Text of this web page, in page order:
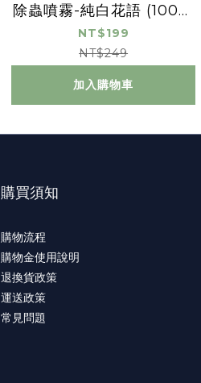
除蟲噴霧-純白花語 (100m
l)
NT$199
NT$249
加入購物車
購買須知
購物流程
購物金使用說明
退換貨政策
運送政策
常見問題